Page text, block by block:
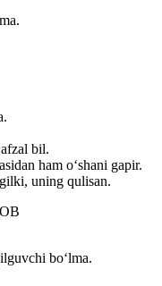
bil.
ham o‘shani gapir.
uning qulisan.
bo‘lma.